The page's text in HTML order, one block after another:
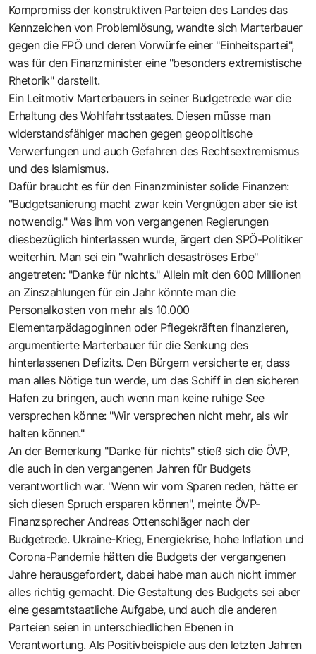
Kompromiss der konstruktiven Parteien des Landes das
Kennzeichen von Problemlösung, wandte sich Marterbauer
gegen die FPÖ und deren Vorwürfe einer "Einheitspartei",
was für den Finanzminister eine "besonders extremistische
Rhetorik" darstellt.
Ein Leitmotiv Marterbauers in seiner Budgetrede war die
Erhaltung des Wohlfahrtsstaates. Diesen müsse man
widerstandsfähiger machen gegen geopolitische
Verwerfungen und auch Gefahren des Rechtsextremismus
und des Islamismus.
Dafür braucht es für den Finanzminister solide Finanzen:
"Budgetsanierung macht zwar kein Vergnügen aber sie ist
notwendig." Was ihm von vergangenen Regierungen
diesbezüglich hinterlassen wurde, ärgert den SPÖ-Politiker
weiterhin. Man sei ein "wahrlich desaströses Erbe"
angetreten: "Danke für nichts." Allein mit den 600 Millionen
an Zinszahlungen für ein Jahr könnte man die
Personalkosten von mehr als 10.000
Elementarpädagoginnen oder Pflegekräften finanzieren,
argumentierte Marterbauer für die Senkung des
hinterlassenen Defizits. Den Bürgern versicherte er, dass
man alles Nötige tun werde, um das Schiff in den sicheren
Hafen zu bringen, auch wenn man keine ruhige See
versprechen könne: "Wir versprechen nicht mehr, als wir
halten können."
An der Bemerkung "Danke für nichts" stieß sich die ÖVP,
die auch in den vergangenen Jahren für Budgets
verantwortlich war. "Wenn wir vom Sparen reden, hätte er
sich diesen Spruch ersparen können", meinte ÖVP-
Finanzsprecher Andreas Ottenschläger nach der
Budgetrede. Ukraine-Krieg, Energiekrise, hohe Inflation und
Corona-Pandemie hätten die Budgets der vergangenen
Jahre herausgefordert, dabei habe man auch nicht immer
alles richtig gemacht. Die Gestaltung des Budgets sei aber
eine gesamtstaatliche Aufgabe, und auch die anderen
Parteien seien in unterschiedlichen Ebenen in
Verantwortung. Als Positivbeispiele aus den letzten Jahren